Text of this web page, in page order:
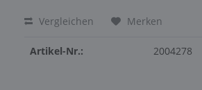
Vergleichen Merken
Artikel-Nr.: 2004278